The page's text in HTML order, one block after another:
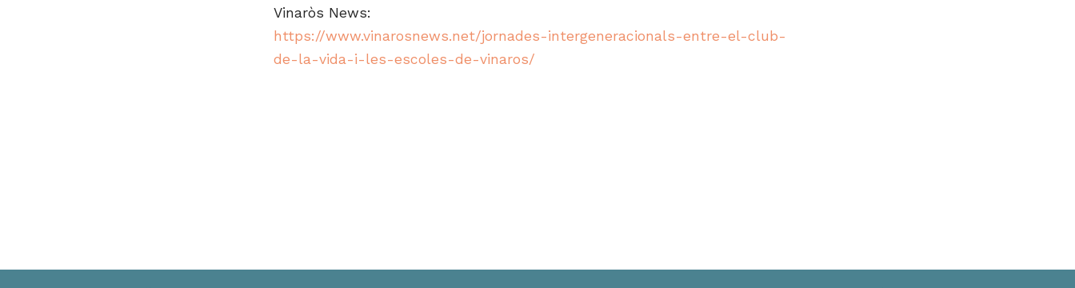
Vinaròs News:
https://www.vinarosnews.net/jornades-intergeneracionals-entre-el-club-
de-la-vida-i-les-escoles-de-vinaros/